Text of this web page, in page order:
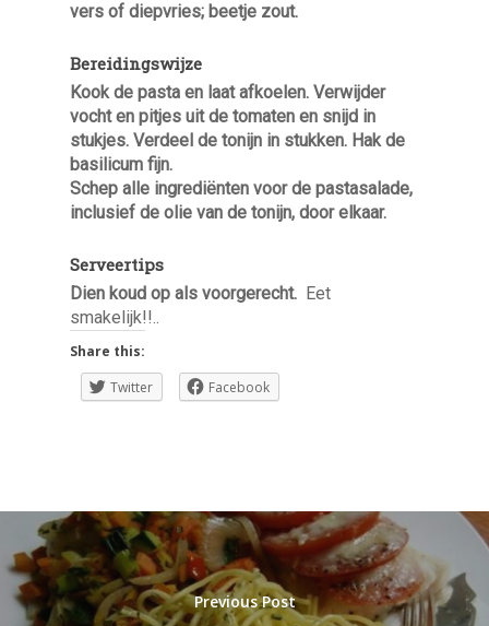
vers of diepvries; beetje zout.
Bereidingswijze
Kook de pasta en laat afkoelen. Verwijder
vocht en pitjes uit de tomaten en snijd in
stukjes. Verdeel de tonijn in stukken. Hak de
basilicum fijn.
Schep alle ingrediënten voor de pastasalade,
inclusief de olie van de tonijn, door elkaar.
Serveertips
Dien koud op als voorgerecht. Eet
smakelijk!!..
Share this:
Twitter
Facebook
Previous Post